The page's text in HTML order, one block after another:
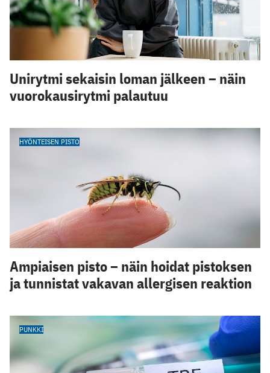
Unirytmi sekaisin loman jälkeen – näin
vuorokausirytmi palautuu
HYÖNTEISEN PISTO
Ampiaisen pisto – näin hoidat pistoksen
ja tunnistat vakavan allergisen reaktion
PUNKKI